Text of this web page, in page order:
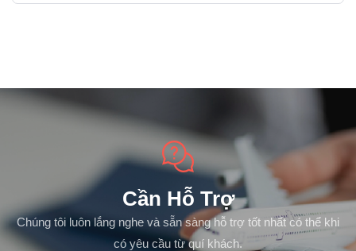
Cần Hỗ Trợ
Chúng tôi luôn lắng nghe và sẵn sàng hỗ trợ tốt nhất có thể khi
có yêu cầu từ quí khách.